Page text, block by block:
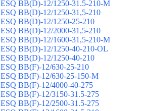
ESQ ВВ(D)-12/1250-31.5-210-М
ESQ ВВ(D)-12/1250-31,5-210
ESQ ВВ(D)-12/1250-25-210
ESQ BB(D)-12/2000-31,5-210
ESQ BB(D)-12/1600-31,5-210-М
ESQ BB(D)-12/1250-40-210-OL
ESQ BB(D)-12/1250-40-210
ESQ ВВ(F)-12/630-25-210
ESQ ВВ(F)-12/630-25-150-М
ESQ ВВ(F)-12/4000-40-275
ESQ ВВ(F)-12/3150-31.5-275
ESQ ВВ(F)-12/2500-31.5-275